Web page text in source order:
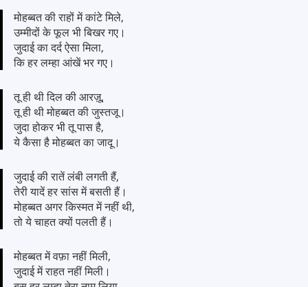
मोहब्बत की राहों में कांटे मिले,
उम्मीदों के फूल भी बिखर गए।
जुदाई का दर्द ऐसा मिला,
कि हर लम्हा आंखें भर गए।
तू ही थी दिल की आरज़ू,
तू ही थी मोहब्बत की जुस्तजू।
जुदा होकर भी तू पास है,
ये कैसा है मोहब्बत का जादू।
जुदाई की रातें लंबी लगती हैं,
तेरी यादें हर सांस में बसती हैं।
मोहब्बत अगर किस्मत में नहीं थी,
तो ये चाहत क्यों पलती हैं।
मोहब्बत में वफ़ा नहीं मिली,
जुदाई में राहत नहीं मिली।